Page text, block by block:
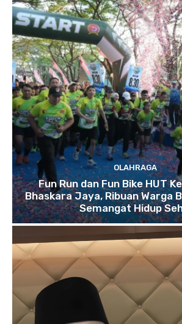
OLAHRAGA
Fun Run dan Fun Bike HUT
Bhaskara Jaya, Ribuan Warga
Semangat Hidup